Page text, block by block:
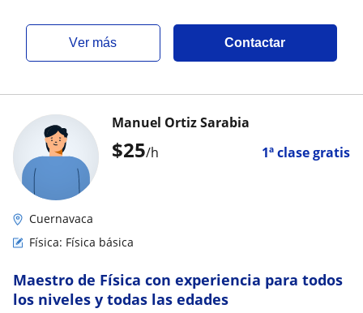
ver más Contactar
$25/h 1ª clase gratis
Manuel Ortiz Sarabia
Cuernavaca
Física: Física básica
Maestro de Física con experiencia para todos
los niveles y todas las edades